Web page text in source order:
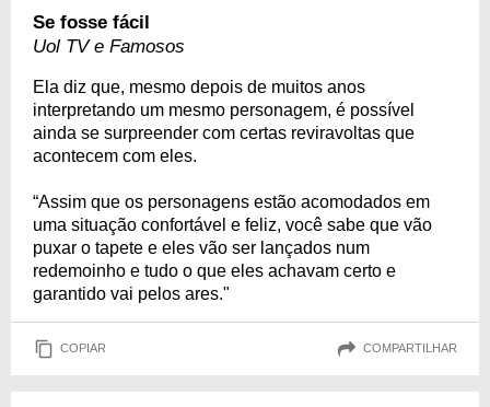
Se fosse fácil
Uol TV e Famosos
Ela diz que, mesmo depois de muitos anos
interpretando um mesmo personagem, é possível
ainda se surpreender com certas reviravoltas que
acontecem com eles.
“Assim que os personagens estão acomodados em
uma situação confortável e feliz, você sabe que vão
puxar o tapete e eles vão ser lançados num
redemoinho e tudo o que eles achavam certo e
garantido vai pelos ares."
COPIAR COMPARTILHAR